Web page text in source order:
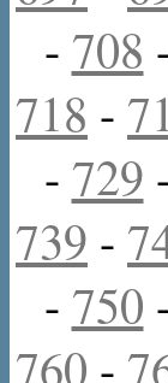
- 708
718 -
- 729
739 -
- 750
760 -